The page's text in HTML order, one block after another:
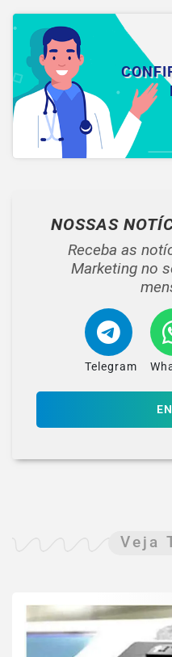
NOSSAS
Receba as
Marketing no
Telegram
Veja